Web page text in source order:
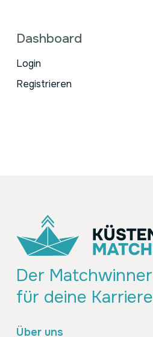
Dashboard
Login
Registrieren
Der Matchwinner
für deine Karriere
Über uns